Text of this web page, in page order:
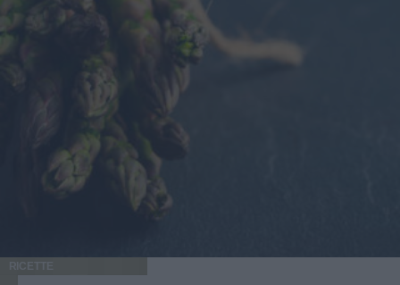
RICETTE